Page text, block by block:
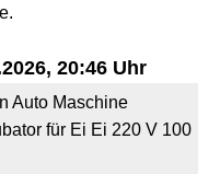
20:46 Uhr
Auto Maschine
für Ei Ei 220 V 100